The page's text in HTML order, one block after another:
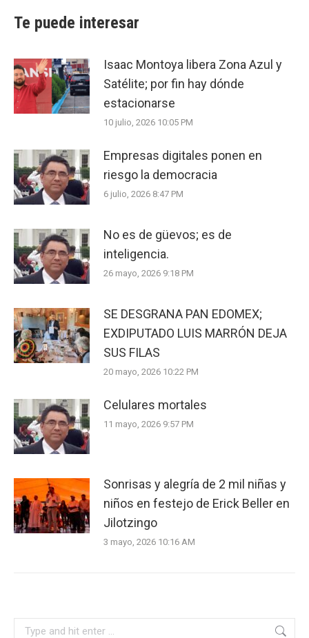
Te puede interesar
Isaac Montoya libera Zona Azul y
Satélite; por fin hay dónde
estacionarse
10 julio, 2026 10:05 PM
Empresas digitales ponen en
riesgo la democracia
6 julio, 2026 8:47 PM
No es de güevos; es de
inteligencia.
26 mayo, 2026 9:18 PM
SE DESGRANA PAN EDOMEX;
EXDIPUTADO LUIS MARRÓN DEJA
SUS FILAS
20 mayo, 2026 10:22 PM
Celulares mortales
11 mayo, 2026 9:57 PM
Sonrisas y alegría de 2 mil niñas y
niños en festejo de Erick Beller en
Jilotzingo
3 mayo, 2026 10:16 AM